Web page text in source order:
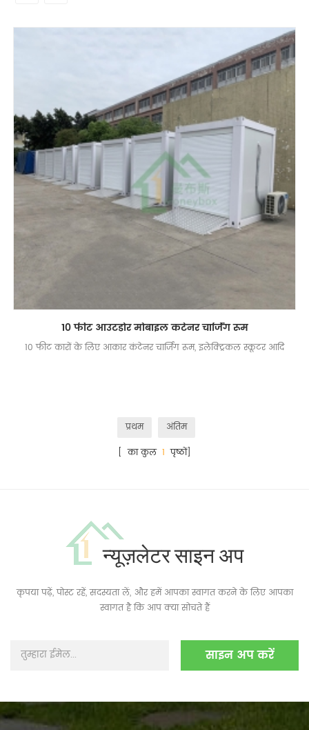
10 फीट आउटडोर मोबाइल कंटेनर चार्जिंग रूम
10 फीट कारों के लिए आकार कंटेनर चार्जिंग रूम, इलेक्ट्रिकल स्कूटर आदि
प्रथम
अंतिम
[ का कुल 1 पृष्ठों]
न्यूज़लेटर साइन अप
कृपया पढ़ें, पोस्ट रहें, सदस्यता लें, और हमें आपका स्वागत करने के लिए आपका
स्वागत है कि आप क्या सोचते हैं